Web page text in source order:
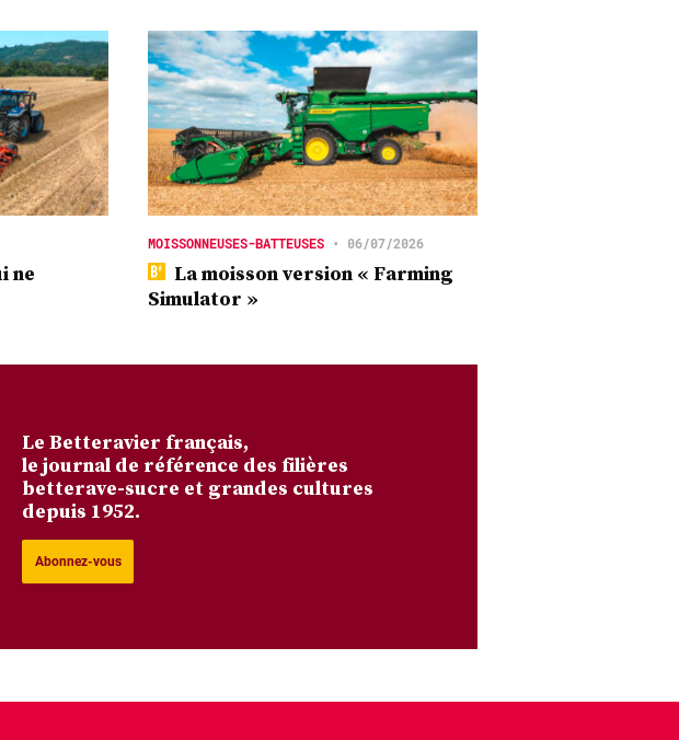
ne
MOISSONNEUSES-BATTEUSES • 06/07/2026
La moisson version « Farming
Simulator »
Le Betteravier français,
le journal de référence des filières
betterave-sucre et grandes cultures
depuis 1952.
Abonnez-vous